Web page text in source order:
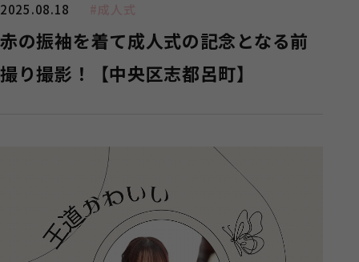
2025.08.18 #成人式
赤の振袖を着て成人式の記念となる前
撮り撮影！【中央区志都呂町】